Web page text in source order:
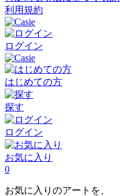
利用規約
ログイン
はじめての方
探す
ログイン
お気に入り
0
お気に入りのアートを、